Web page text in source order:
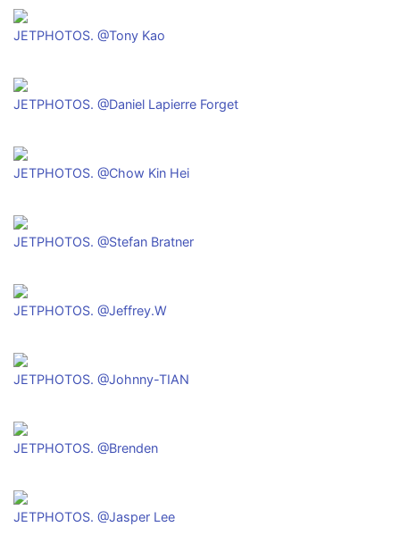
JETPHOTOS. @Tony Kao
JETPHOTOS. @Daniel Lapierre Forget
JETPHOTOS. @Chow Kin Hei
JETPHOTOS. @Stefan Bratner
JETPHOTOS. @Jeffrey.W
JETPHOTOS. @Johnny-TIAN
JETPHOTOS. @Brenden
JETPHOTOS. @Jasper Lee